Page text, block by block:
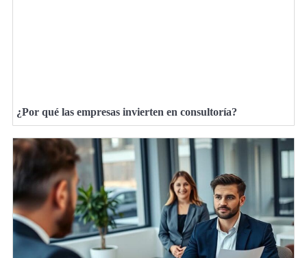
¿Por qué las empresas invierten en consultoría?